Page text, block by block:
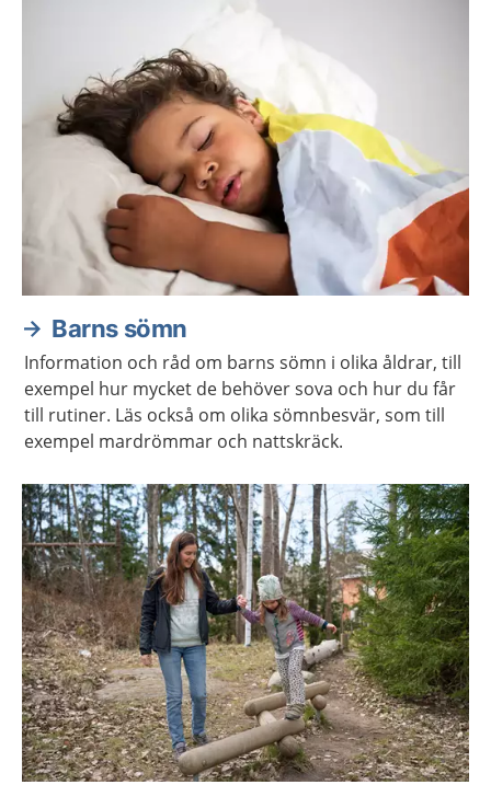
Barns sömn
Information och råd om barns sömn i olika åldrar, till
exempel hur mycket de behöver sova och hur du får
till rutiner. Läs också om olika sömnbesvär, som till
exempel mardrömmar och nattskräck.